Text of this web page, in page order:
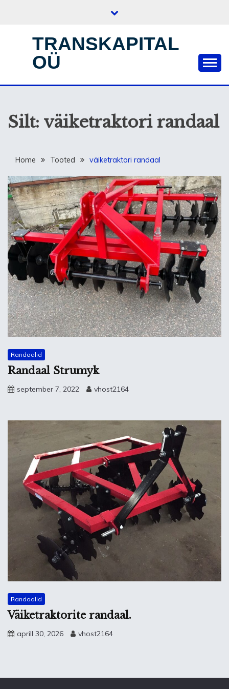
TRANSKAPITAL
OÜ
Silt: väiketraktori randaal
Home Tooted väiketraktori randaal
Randaalid
Randaal Strumyk
september 7, 2022 vhost2164
Randaalid
Väiketraktorite randaal.
aprill 30, 2026 vhost2164